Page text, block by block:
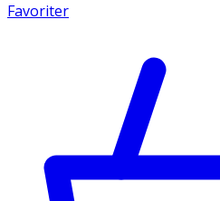
Favoriter